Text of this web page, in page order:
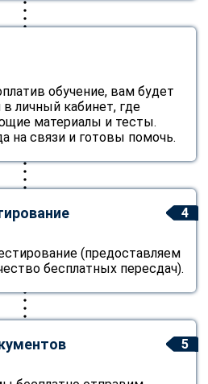
обучение, вам будет
личный кабинет, где
материалы и тесты.
на связи и готовы помочь.
4
(предоставляем
бесплатных пересдач).
5